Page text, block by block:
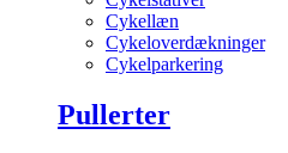
Cykellæn
Cykeloverdækninger
Cykelparkering
Pullerter